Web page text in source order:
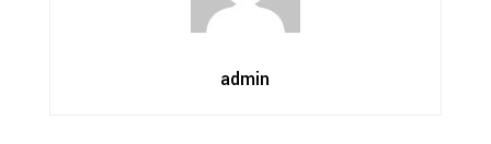
admin